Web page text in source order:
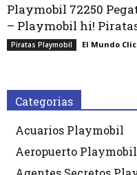
Playmobil 72250
– Playmobil hi!
Piratas Playmobil El Mundo
Categorias
Acuarios Playmobil
Aeropuerto Playmobil